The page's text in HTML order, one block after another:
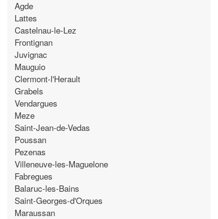
Agde
Lattes
Castelnau-le-Lez
Frontignan
Juvignac
Mauguio
Clermont-l'Herault
Grabels
Vendargues
Meze
Saint-Jean-de-Vedas
Poussan
Pezenas
Villeneuve-les-Maguelone
Fabregues
Balaruc-les-Bains
Saint-Georges-d'Orques
Maraussan